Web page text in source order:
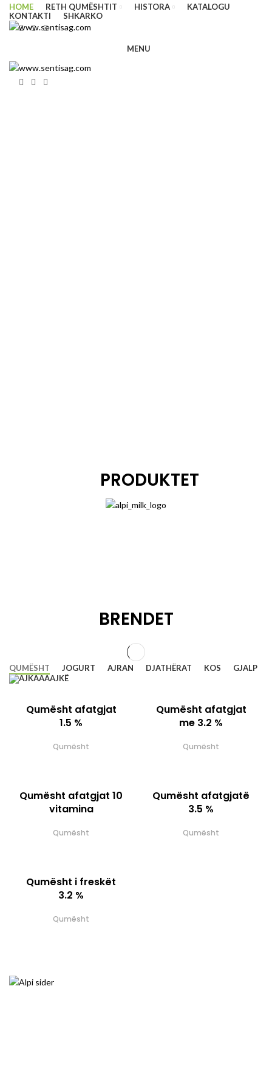
HOME RETH QUMËSHTIT HISTORA
KATALOGU
KONTAKTI
SHKARKO
MENU
PRODUKTET
BRENDET
QUMËSHT JOGURT AJRAN DJATHËRAT KOS
GJALP
AJKË
Qumësht afatgjat
1.5 %
Qumësht
Qumësht afatgjat
me 3.2 %
Qumësht
Qumësht afatgjat 10
vitamina
Qumësht
Qumësht afatgjatë
3.5 %
Qumësht
Qumësht i freskët
3.2 %
Qumësht